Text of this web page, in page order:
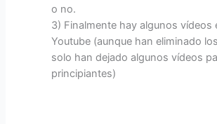
o no.
3) Finalmente hay algunos vídeos
Youtube (aunque han eliminado
solo han dejado algunos vídeos
principiantes)